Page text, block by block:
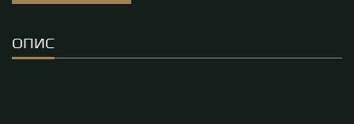
ОПИС